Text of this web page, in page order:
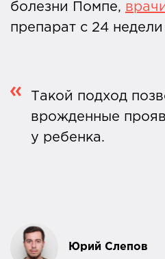
болезни Помпе,
препарат с 24
Такой подход
врожденные
у ребенка.
Юрий Слепов